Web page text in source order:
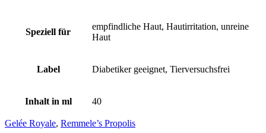
Speziell für
empfindliche Haut, Hautirritation, unreine
Haut
Label Diabetiker geeignet, Tierversuchsfrei
Inhalt in ml 40
Gelée Royale, Remmele’s Propolis